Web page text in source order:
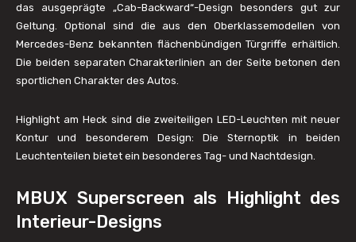
das ausgeprägte „Cab-Backward“-Design besonders gut zur
Geltung. Optional sind die aus den Oberklassemodellen von
Mercedes-Benz bekannten flächenbündigen Türgriffe erhältlich.
Die beiden separaten Charakterlinien an der Seite betonen den
sportlichen Charakter des Autos.
Highlight am Heck sind die zweiteiligen LED-Leuchten mit neuer
Kontur und besonderem Design: Die Sternoptik in beiden
Leuchtenteilen bietet ein besonderes Tag- und Nachtdesign.
MBUX Superscreen als Highlight des
Interieur-Designs